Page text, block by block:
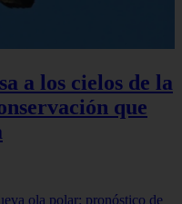
a los cielos de la
que